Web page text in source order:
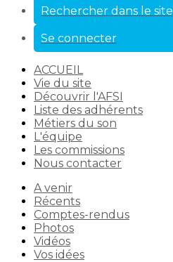
Rechercher dans le site
Se connecter
ACCUEIL
Vie du site
Découvrir l'AFSI
Liste des adhérents
Métiers du son
L'équipe
Les commissions
Nous contacter
A venir
Récents
Comptes-rendus
Photos
Vidéos
Vos idées